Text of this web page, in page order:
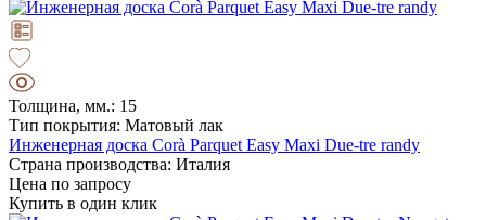
Толщина, мм.: 15
Тип покрытия: Матовый лак
Инженерная доска Corà Parquet Easy Maxi Due-tre randy
Страна производства: Италия
Цена по запросу
Купить в один клик